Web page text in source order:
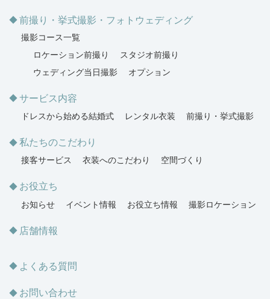
前撮り・挙式撮影・フォトウェディング
撮影コース一覧
ロケーション前撮り
スタジオ前撮り
ウェディング当日撮影
オプション
サービス内容
ドレスから始める結婚式 レンタル衣装 前撮り・挙式撮影
私たちのこだわり
接客サービス 衣装へのこだわり 空間づくり
お役立ち
お知らせ イベント情報 お役立ち情報 撮影ロケーション
店舗情報
よくある質問
お問い合わせ